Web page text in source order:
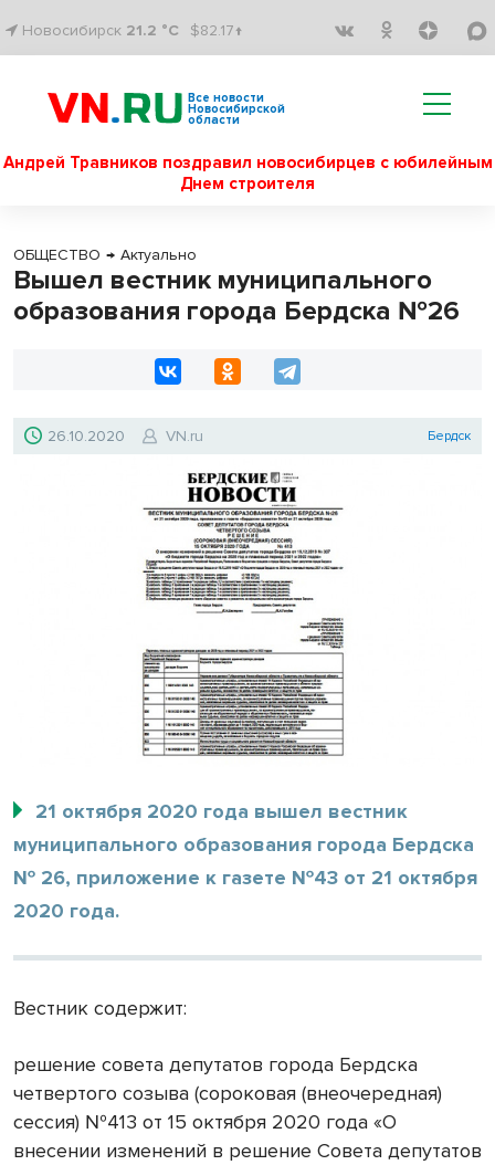
Новосибирск 21.2 °C $82.17↑
Все новости
Новосибирской
области
Андрей Травников поздравил новосибирцев с юбилейным
Днем строителя
ОБЩЕСТВО → Актуально
Вышел вестник муниципального
образования города Бердска №26
26.10.2020 VN.ru Бердск
21 октября 2020 года вышел вестник
муниципального образования города Бердска
№ 26, приложение к газете №43 от 21 октября
2020 года.
Вестник содержит:
решение совета депутатов города Бердска
четвертого созыва (сороковая (внеочередная)
сессия) №413 от 15 октября 2020 года «О
внесении изменений в решение Совета депутатов